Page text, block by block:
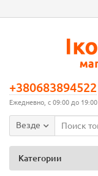
+380683894522
Ежедневно, с 09:00 до 19:00
Везде
Категории